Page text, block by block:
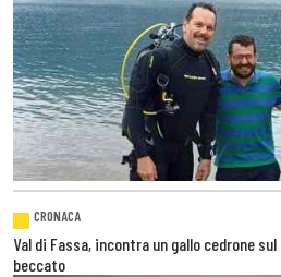
CRONACA
Val di Fassa, incontra un gallo cedrone
beccato